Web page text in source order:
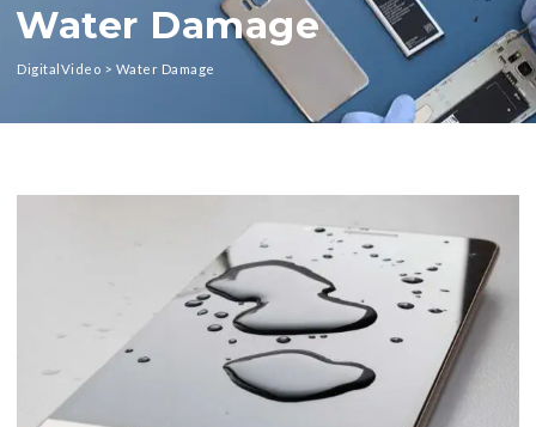
Water Damage
DigitalVideo > Water Damage